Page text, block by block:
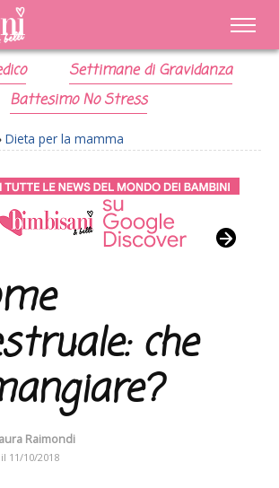
Settimane di Gravidanza
Battesimo No Stress
Dieta per la mamma
che
Raimondi
11/10/2018